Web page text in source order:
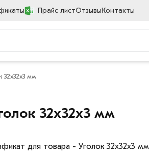
Прайс листОтзывыКонтакты
32х32х3 мм
32х32х3 мм
для товара - Уголок 32х32х3